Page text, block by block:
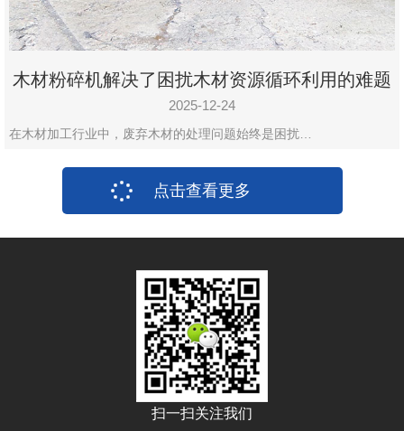
木材粉碎机解决了困扰木材资源循环利用的难题
2025-12-24
在木材加工行业中，废弃木材的处理问题始终是困扰…
点击查看更多
扫一扫关注我们